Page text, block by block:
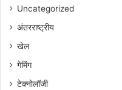
Uncategorized
अंतरराष्ट्रीय
खेल
गेमिंग
टेक्नोलॉजी